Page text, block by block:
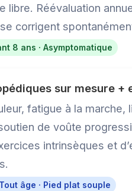
libre. Réévaluation
corrigent
8 ans · Asymptomatique
sur mesure +
fatigue à la
de voûte
intrinsèques et
âge · Pied plat souple